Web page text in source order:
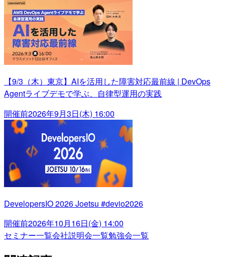
【9/3（木）東京】AIを活用した障害対応最前線 | DevOps
Agentライブデモで学ぶ、自律型運用の実践
開催前2026年9月3日(木) 16:00
DevelopersIO 2026 Joetsu #devio2026
開催前2026年10月16日(金) 14:00
セミナー一覧会社説明会一覧勉強会一覧